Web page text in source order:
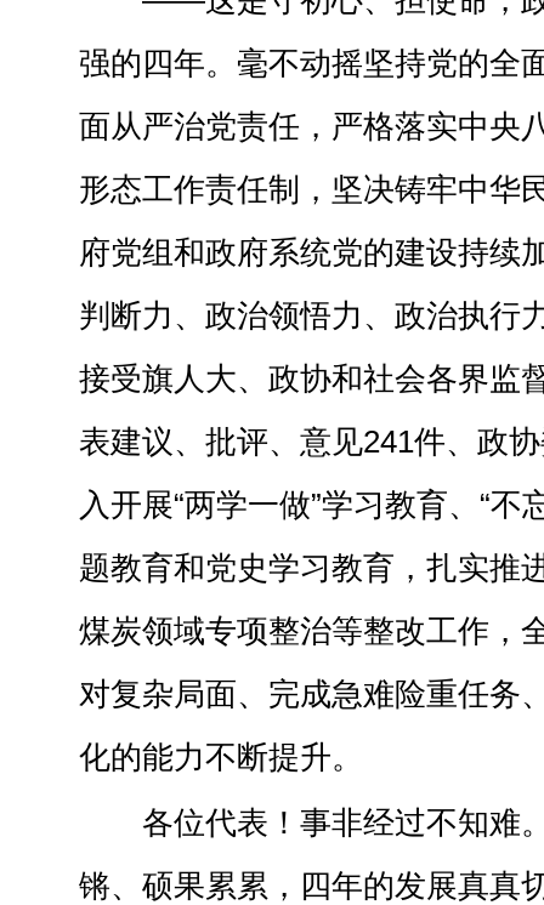
强的四年。毫不动摇坚持党的全
面从严治党责任，严格落实中央
形态工作责任制，坚决铸牢中华
府党组和政府系统党的建设持续
判断力、政治领悟力、政治执行
接受旗人大、政协和社会各界监
表建议、批评、意见241件、政
入开展“两学一做”学习教育、“不
题教育和党史学习教育，扎实推
煤炭领域专项整治等整改工作，
对复杂局面、完成急难险重任务
化的能力不断提升。
各位代表！事非经过不知难
锵、硕果累累，四年的发展真真